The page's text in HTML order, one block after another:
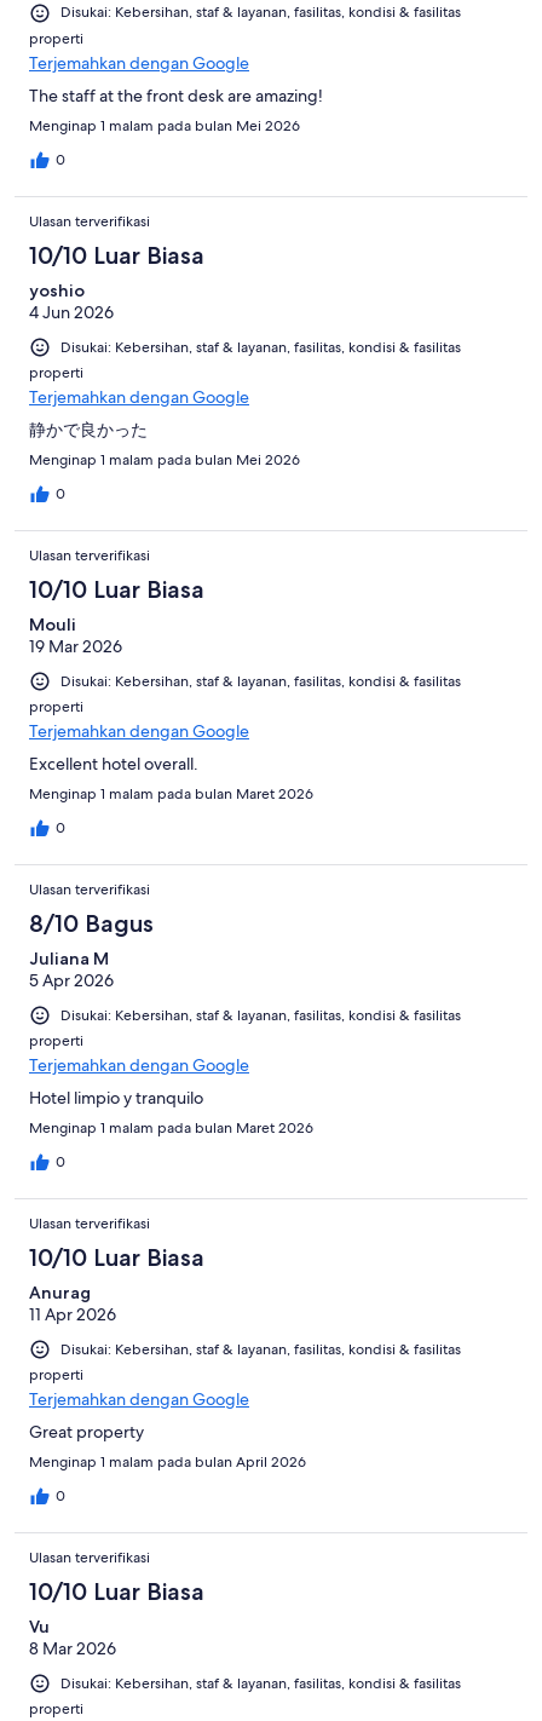
Disukai: Kebersihan, staf & layanan, fasilitas, kondisi & fasilitas
properti
Terjemahkan dengan Google
The staff at the front desk are amazing!
Menginap 1 malam pada bulan Mei 2026
0
Ulasan terverifikasi
10/10 Luar Biasa
yoshio
4 Jun 2026
Disukai: Kebersihan, staf & layanan, fasilitas, kondisi & fasilitas
properti
Terjemahkan dengan Google
静かで良かった
Menginap 1 malam pada bulan Mei 2026
0
Ulasan terverifikasi
10/10 Luar Biasa
Mouli
19 Mar 2026
Disukai: Kebersihan, staf & layanan, fasilitas, kondisi & fasilitas
properti
Terjemahkan dengan Google
Excellent hotel overall.
Menginap 1 malam pada bulan Maret 2026
0
Ulasan terverifikasi
8/10 Bagus
Juliana M
5 Apr 2026
Disukai: Kebersihan, staf & layanan, fasilitas, kondisi & fasilitas
properti
Terjemahkan dengan Google
Hotel limpio y tranquilo
Menginap 1 malam pada bulan Maret 2026
0
Ulasan terverifikasi
10/10 Luar Biasa
Anurag
11 Apr 2026
Disukai: Kebersihan, staf & layanan, fasilitas, kondisi & fasilitas
properti
Terjemahkan dengan Google
Great property
Menginap 1 malam pada bulan April 2026
0
Ulasan terverifikasi
10/10 Luar Biasa
Vu
8 Mar 2026
Disukai: Kebersihan, staf & layanan, fasilitas, kondisi & fasilitas
properti